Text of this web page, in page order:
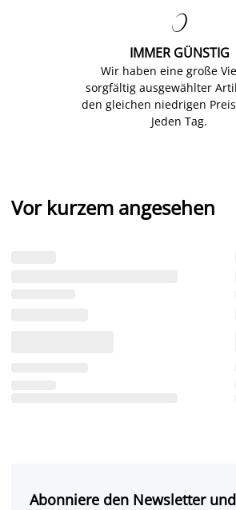

IMMER GÜNSTIG
Wir haben eine große
sorgfältig ausgewählter
den gleichen niedrigen
Jeden Tag.
Vor kurzem angesehen
Abonniere den Newsletter